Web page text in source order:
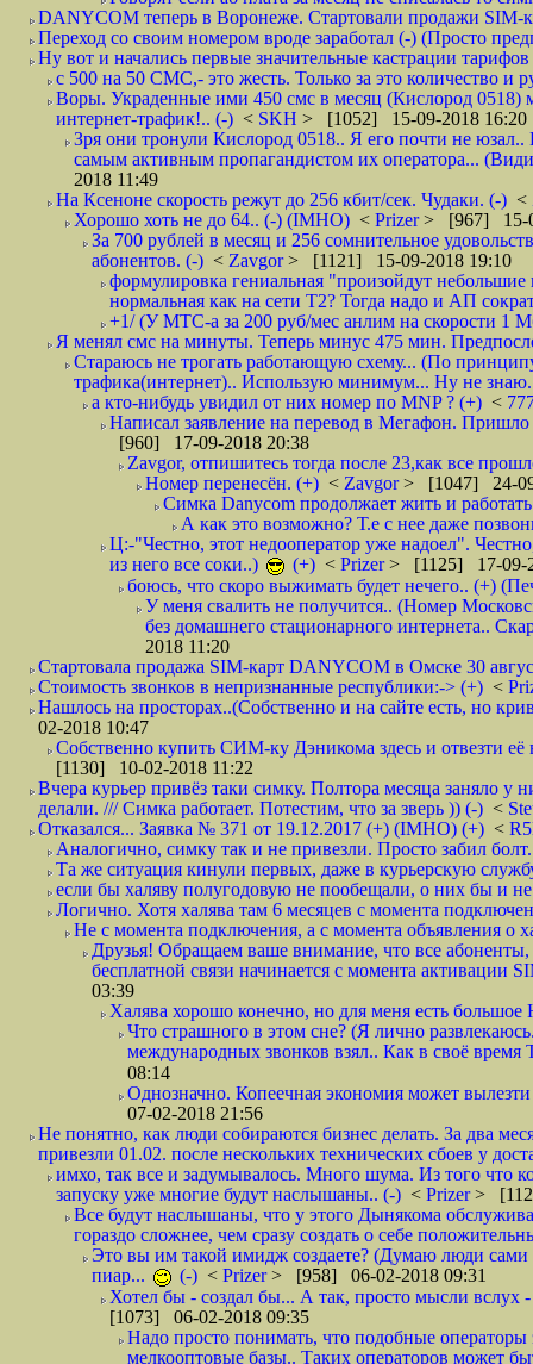
DANYCOM теперь в Воронеже. Стартовали продажи SIM-
Переход со своим номером вроде заработал (-) (Просто
Ну вот и начались первые значительные кастрации
с 500 на 50 СМС,- это жесть. Только за это количество и
Воры. Украденные ими 450 смс в месяц (Кислород 0518)
интернет-трафик!.. (-) < SKH > [1052] 15-09-2018 16:20
Зря они тронули Кислород 0518.. Я его почти не
самым активным пропагандистом их оператора...
2018 11:49
На Ксеноне скорость режут до 256 кбит/сек. Чудаки. (-) <
Хорошо хоть не до 64.. (-) (IMHO) < Prizer> [967] 15-
За 700 рублей в месяц и 256 сомнительное
абонентов. (-) < Zavgor> [1121] 15-09-2018 19:10
формулировка гениальная "произойдут небольшие
нормальная как на сети Т2? Тогда надо и АП
+1/ (У МТС-а за 200 руб/мес анлим на скорости 1
Я менял смс на минуты. Теперь минус 475 мин.
Стараюсь не трогать работающую схему... (По
трафика(интернет).. Использую минимум... Ну не
а кто-нибудь увидил от них номер по MNP ? (+) <
Написал заявление на перевод в Мегафон.
[960] 17-09-2018 20:38
Zavgor, отпишитесь тогда после 23,как все
Номер перенесён. (+) < Zavgor> [1047] 24-
Симка Danycom продолжает жить и
А как это возможно? Т.е с нее даже
Ц:-"Честно, этот недооператор уже надоел".
из него все соки..)
(+) < Prizer> [1125] 17-09-
боюсь, что скоро выжимать будет нечего.. (+)
У меня свалить не получится.. (Номер
без домашнего стационарного интернета..
2018 11:20
Стартовала продажа SIM-карт DANYCOM в Омске 30
Стоимость звонков в непризнанные республики:-> (+) <
Нашлось на просторах..(Собственно и на сайте есть, но
02-2018 10:47
Собственно купить СИМ-ку Дэникома здесь и отвезти
[1130] 10-02-2018 11:22
Вчера курьер привёз таки симку. Полтора месяца заняло
делали. /// Симка работает. Потестим, что за зверь )) (-) <
Отказался... Заявка № 371 от 19.12.2017 (+) (IMHO) (+) <
Аналогично, симку так и не привезли. Просто забил
Та же ситуация кинули первых, даже в курьерскую
если бы халяву полугодовую не пообещали, о них бы и
Логично. Хотя халява там 6 месяцев с момента
Не с момента подключения, а с момента объявления о
Друзья! Обращаем ваше внимание, что все
бесплатной связи начинается с момента
03:39
Халява хорошо конечно, но для меня есть
Что страшного в этом сне? (Я лично
международных звонков взял.. Как в своё
08:14
Однозначно. Копеечная экономия может
07-02-2018 21:56
Не понятно, как люди собираются бизнес делать. За два
привезли 01.02. после нескольких технических сбоев у
имхо, так все и задумывалось. Много шума. Из того что
запуску уже многие будут наслышаны.. (-) < Prizer>
Все будут наслышаны, что у этого Дынякома
гораздо сложнее, чем сразу создать о себе
Это вы им такой имидж создаете? (Думаю люди сами
пиар...
(-) < Prizer> [958] 06-02-2018 09:31
Хотел бы - создал бы... А так, просто мысли вслух
[1073] 06-02-2018 09:35
Надо просто понимать, что подобные
мелкооптовые базы.. Таких операторов может